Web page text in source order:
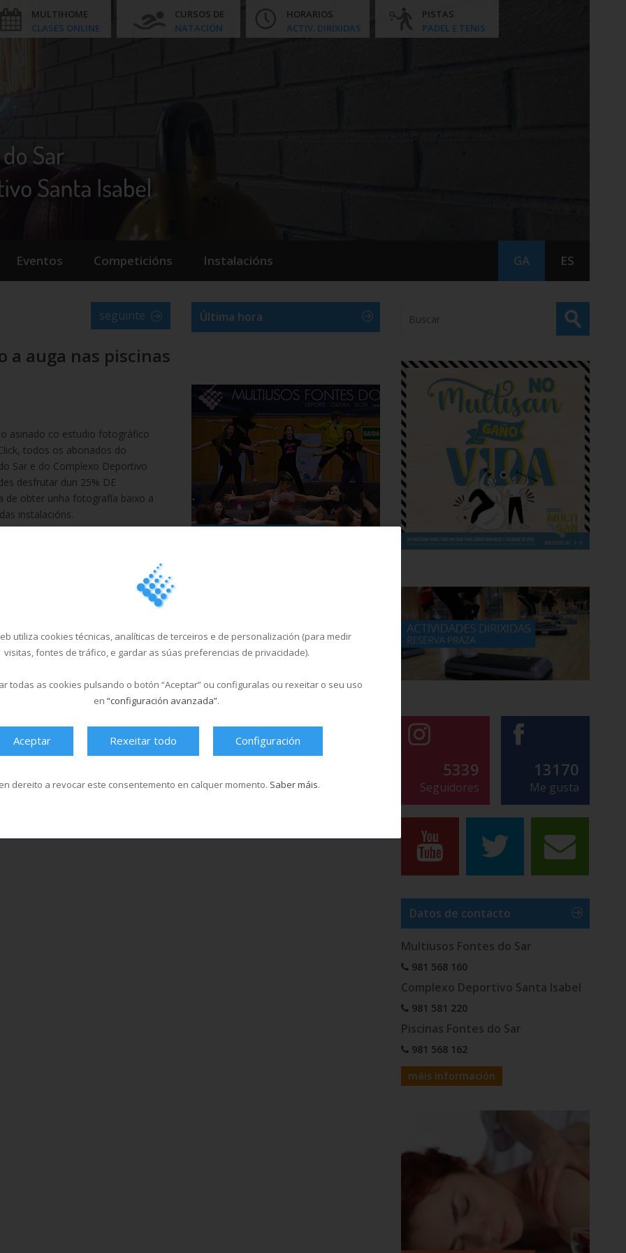
MULTIHOME
CLASES ONLINE
CURSOS DE
NATACIÓN
HORARIOS
ACTIV. DIRIXIDAS
PISTAS
PADEL E TENIS
Eventos Competicións Instalacións GA ES
seguinte
a auga nas piscinas
asinado co estudio fotográfico
todos os abonados do
Sar e do Complexo Deportivo
desfrutar dun 25% DE
de obter unha fotografía baixo a
instalacións.
O Multiusos Fontes do Sar e
20/05/2026
Isabel, do 1...
Última hora
5339
Seguidores
13170
Me gusta
Datos de contacto
Multiusos Fontes do Sar
981 568 160
Complexo Deportivo Santa Isabel
981 581 220
Piscinas Fontes do Sar
981 568 162
máis información
utiliza cookies técnicas, analíticas de terceiros e de personalización (para medir
visitas, fontes de tráfico, e gardar as súas preferencias de privacidade).
todas as cookies pulsando o botón “Aceptar” ou configuralas ou rexeitar o seu uso
en “configuración avanzada”.
Aceptar Rexeitar todo Configuración
dereito a revocar este consentemento en calquer momento. Saber máis.